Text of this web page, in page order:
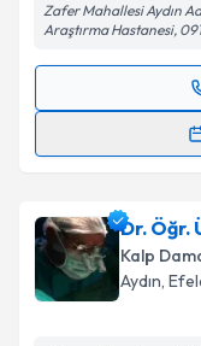
Zafer Mahallesi Aydın
Araştırma Hastanesi,
Randevu
için bir takvim
E-posta
Dr. Öğr.
Kalp
Aydın,